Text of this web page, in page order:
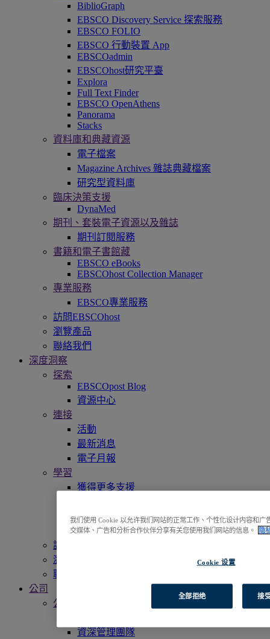
BiblioGraph
EBSCO Discovery Service 探索服務
EBSCO FOLIO
EBSCO 行動裝置 App
EBSCOadmin
EBSCOhost研究平臺
Explora
Full Text Finder
EBSCO OpenAthens
Panorama
Stacks
資料庫和典藏資源
電子檔案
Magazine Archives 雜誌典藏檔案
研究型資料庫
臨床決策支援
DynaMed
期刊、套裝電子資源以及雜誌
期刊訂閱服務
書籍和電子書館藏
EBSCO eBooks
EBSCOhost Collection Manager
專業服務
EBSCO專業服務
訪問EBSCOhost
瀏覽產品
聯絡我們
深度洞察
探索
EBSCOpost Blog
資源中心
連接
活動
最新消息
電子月報
學習
獲得更多支援
宣傳資料
收錄內容清單
訪問EBSCOhost
瀏覽產品
聯絡我們
公司
公司簡介
資深管理團隊
我们使用 Cookie 以允许我们网站的正常工作、个性化设计内容和
交媒体、广告和分析合作伙伴分享有关您使用我们网站的信息。
隐
Cookie 设置
全部拒绝 接